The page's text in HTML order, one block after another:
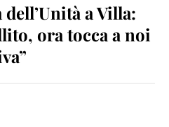
a Villa:
ora tocca a noi